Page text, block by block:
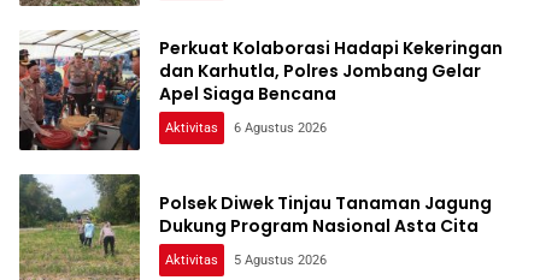
Perkuat Kolaborasi Hadapi Kekeringan
dan Karhutla, Polres Jombang Gelar
Apel Siaga Bencana
Aktivitas 6 Agustus 2026
Polsek Diwek Tinjau Tanaman Jagung
Dukung Program Nasional Asta Cita
Aktivitas 5 Agustus 2026